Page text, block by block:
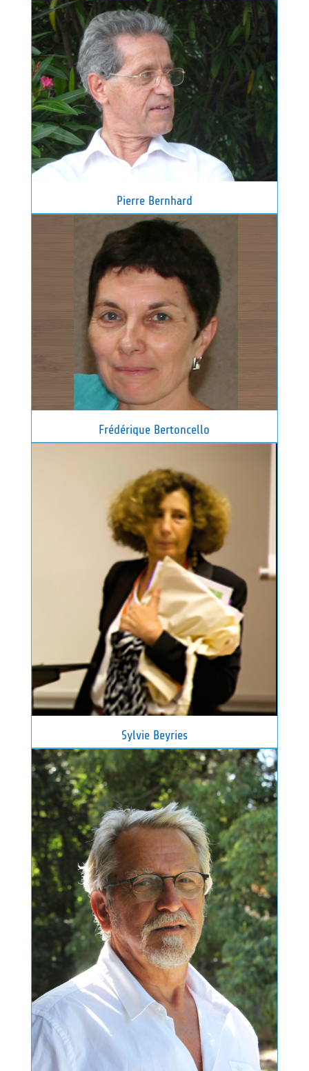
Pierre Bernhard
Frédérique Bertoncello
Sylvie Beyries